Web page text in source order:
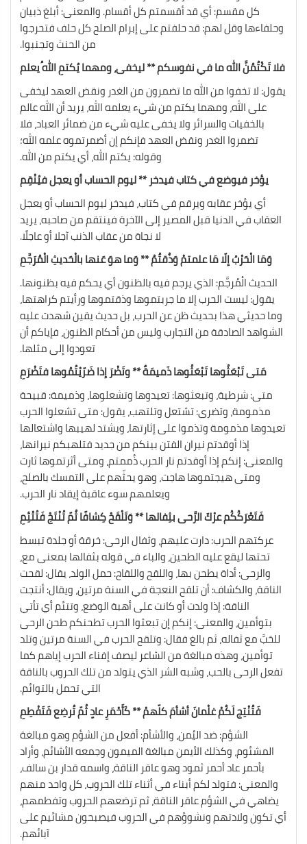
كل مقسم: أي قد أقسمتم كل أقسام. والمعنى: أبلغ ذبيان
وحلفاءها وقل لهم: قد حلفتم على إبرام الصلح كل حلف فتحرجوا
من الحنث وتجنبوا.
فلا تَكْتُمُنَّ الله ما في نفوسكم ** ليخفى، ومهما يُكتمِ اللهُ يعلم
يقول: لا تخفوا من الله ما تضمرون من الغدر ونقض العهد ليخفى
على الله، ومهما يكتم من شيء يعلمه الله، يريد أن الله عالم
بالخفيات والسرائر ولا يخفى عليه شيء من ضمائر العباد، فلا
تضمروا الغدر ونقض العهد فإنكم إن أضمرتموه علمه الله؛
وقوله: يكتم الله، أي يكتم من الله.
يؤخر فيوضع في كتاب فيدخر ** ليوم الحساب أو يعجل فيُنْقِم
أي يؤخر عقابه ويرقم في كتاب، فيدخر ليوم الحساب أو يعجل
العقاب في الدنيا قبل المصير إلى الآخرة فينتقم من صاحبه، يريد
لا نجاة من عقاب الذنب آجلا أو عاجلًا.
وَمَا الْحَرْبُ إلّا مَا علمتمْ وَذُقتُمُ ** وَما هوَ عَنها بالْحَديثِ الْمُرَجَّمِ
الحديث الْمُرجَّم: الذي يرجم فيه بالظنون أي يحكم فيه بظنونها.
يقول: ليست الحرب إلا ما جربتموها وذقتموها ورأيتم كراهتها،
وما حديثي هذا بحديث ظن عن الحرب، بل حديث يقين شهدت عليه
الشواهد الصادقة من التجارب وليس من أحكام الظنون، فإياكم أن
تعودوا إلى مثلها.
مَتى تَبْعَثُوها تَبْعَثُوها ذَميمَةٌ ** وتَضْرَ إذا ضَرّيْتُمُوها فتَضْرَمِ
متى: شرطية، وتبعثوها: تعيدوها وتشعلوها، وذميمة: قبيحة
مذمومة، وتضرى: تشتعل وتلتهب، يقول: متى تشعلوا الحرب
تعيدوها مذمومة وتذموا على إثارتها، ويشتد لهيبها واشتعالها
إذا أوقدتم نيران الفتن بينكم من جديد فتلهبكم نيرانها،
والمعنى: إنكم إذا أوقدتم نار الحرب ذُممتم، ومتى أثرتموها ثارت
ومتى هيجتموها هاجت، وهو يحثّهم على التمسك بالصلح،
ويعلمهم سوء عاقبة إيقاد نار الحرب.
فَتَعْرَكُكُم عرْكَ الرَّحى بثِفالها ** وَتَلْقَحْ كِشافًا ثُمّ تُنْتَجْ فَتُتْئِمِ
عركتهم الحرب: دارت عليهم، وثفال الرحى: خرقة أو جلدة تبسط
تحتها ليقع عليه الطحين، والباء في قوله بثفالها بمعنى مع،
والرحى: أداة يطحن بها، واللقح واللقاح: حمل الولد، يقال: لقحت
الناقة، والكشاف: أن تلقح النعجة في السنة مرتين، ويقال: أنتجت
الناقة: إذا ولدت أو كانت على أهبة الوضع، وتتئم أي تأتي
بتوأمين، والمعنى: إنكم إن تبعثوا الحرب تطحنكم طحن الرحى
للحَبَّ مع ثفاله، ثم بالغ فقال: وتلقح الحرب في السنة مرتين وتلد
توأمين، وهذه مبالغة من الشاعر ليصف إفناء الحرب إياهم كما
تفعل الرحى بالحب، وشبه الشر الذي يتولد من تلك الحروب بالناقة
التي تحمل بالتوائم.
فَتُنْتِج لَكُمْ غلْمانَ أشأمَ كلّهمْ ** كَأَحْمَرِ عادٍ ثُمّ تُرضِع فَتَفْطِمِ
الشؤم: ضد اليُمن، والأشأم: أفعل من الشؤم وهو مبالغة
المشئوم، وكذلك الأيمن مبالغة الميمون وجمعه الأشائم، وأراد
بأحمر عاد أحمر ثمود وهو عاقر الناقة، واسمه قدار بن سالف،
والمعنى: فتولد لكم أبناء في أثناء تلك الحروب، كل واحد منهم
يضاهي في الشؤم عاقر الناقة، ثم ترضعهم الحروب وتفطمهم،
أي تكون ولادتهم ونشوؤهم في الحروب فيصبحون مشائيم على
آبائهم.